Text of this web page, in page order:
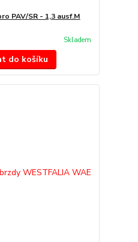
PAV/SR - 1,3 ausf.M
Skladem
do košíku